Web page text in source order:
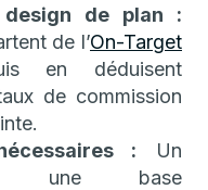
design de plan :
de l’On-Target
en déduisent
de commission
: Un
une base